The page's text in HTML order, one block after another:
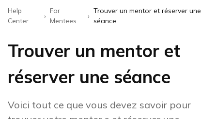
Help
Center
›
For
Mentees
›
Trouver un mentor et réserver une
séance
Trouver un mentor et
réserver une séance
Voici tout ce que vous devez savoir pour